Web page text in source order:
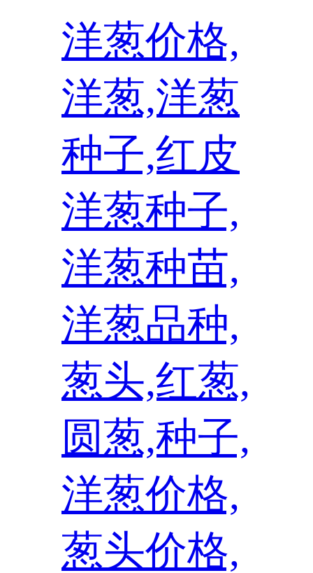
洋葱价格,
洋葱,洋葱
种子,红皮
洋葱种子,
洋葱种苗,
洋葱品种,
葱头,红葱,
圆葱,种子,
洋葱价格,
葱头价格,